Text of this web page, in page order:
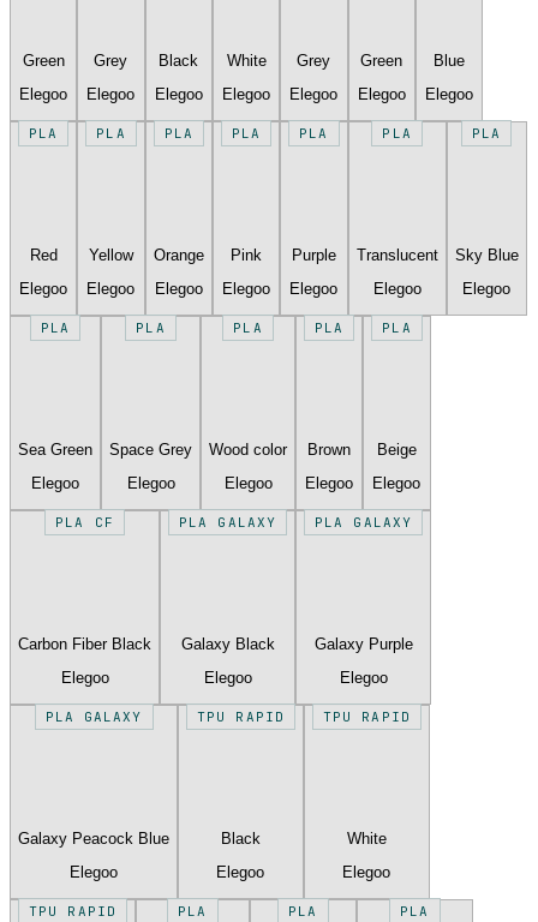
Green
Elegoo
Grey
Elegoo
Black
Elegoo
White
Elegoo
Grey
Elegoo
Green
Elegoo
Blue
Elegoo
PLA
Red
Elegoo
PLA
Yellow
Elegoo
PLA
Orange
Elegoo
PLA
Pink
Elegoo
PLA
Purple
Elegoo
PLA
Translucent
Elegoo
PLA
Sky Blue
Elegoo
PLA
Sea Green
Elegoo
PLA
Space Grey
Elegoo
PLA
Wood color
Elegoo
PLA
Brown
Elegoo
PLA
Beige
Elegoo
PLA CF
Carbon Fiber Black
Elegoo
PLA GALAXY
Galaxy Black
Elegoo
PLA GALAXY
Galaxy Purple
Elegoo
PLA GALAXY
Galaxy Peacock Blue
Elegoo
TPU RAPID
Black
Elegoo
TPU RAPID
White
Elegoo
TPU RAPID PLA PLA PLA